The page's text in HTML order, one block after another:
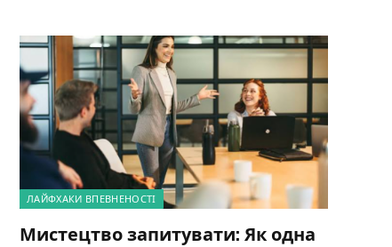
ЛАЙФХАКИ ВПЕВНЕНОСТІ
Мистецтво запитувати: Як одна